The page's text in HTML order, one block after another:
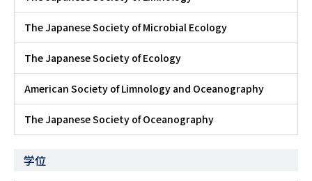
The Japanese Society of Microbial Ecology
The Japanese Society of Ecology
American Society of Limnology and Oceanography
The Japanese Society of Oceanography
学位